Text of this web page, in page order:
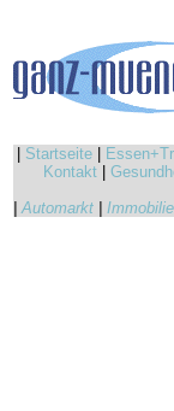
Startseite
Kontakt
|Automarkt